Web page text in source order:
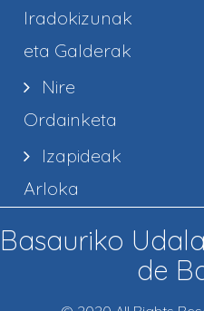
Iradokizunak
eta Galderak
Nire
Ordainketa
Izapideak
Arloka
Basauriko
de